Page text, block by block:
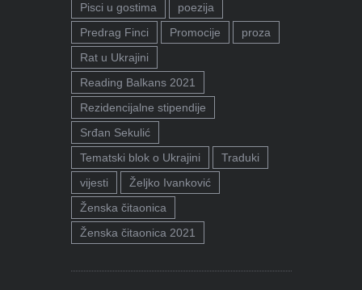
Pisci u gostima
poezija
Predrag Finci
Promocije
proza
Rat u Ukrajini
Reading Balkans 2021
Rezidencijalne stipendije
Srđan Sekulić
Tematski blok o Ukrajini
Traduki
vijesti
Željko Ivanković
Ženska čitaonica
Ženska čitaonica 2021